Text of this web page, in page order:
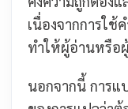
เนื่องจากการใ
ทำให้ผู้อ่านหรือ
นอกจากนี้ การแ